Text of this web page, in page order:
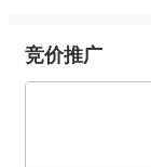
竞价推广